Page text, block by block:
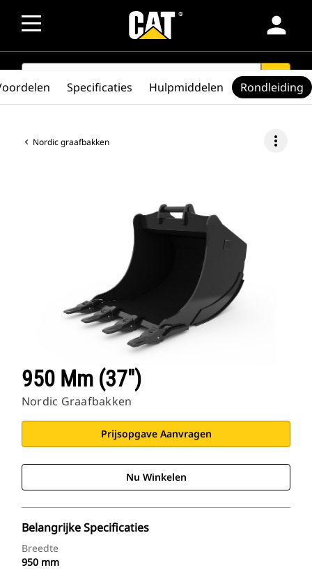
person
SEARCH search
Nordic graafbakken more_vert
950 Mm (37")
Nordic Graafbakken
Prijsopgave Aanvragen
Nu Winkelen
Belangrijke Specificaties
Breedte
950 mm
Specificaties Hulpmiddelen Rondleiding